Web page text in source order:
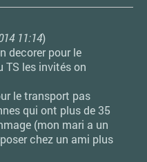
11:14)
decorer pour le
TS les invités on
le transport pas
qui ont plus de 35
(mon mari a un
chez un ami plus